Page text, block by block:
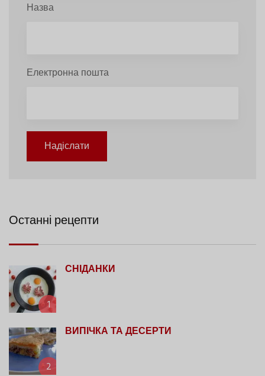
Назва
Електронна пошта
Надіслати
Останні рецепти
1
СНІДАНКИ
2
ВИПІЧКА ТА ДЕСЕРТИ